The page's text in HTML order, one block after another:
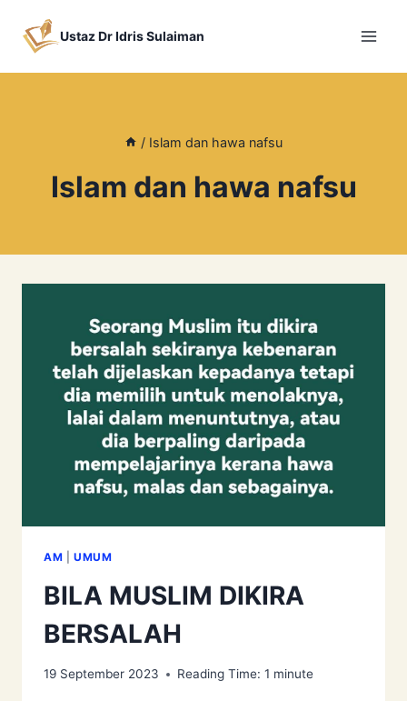
Ustaz Dr Idris Sulaiman
/ Islam dan hawa nafsu
Islam dan hawa nafsu
AM UMUM
BILA MUSLIM DIKIRA
BERSALAH
19 September 2023 Reading Time: 1 minute